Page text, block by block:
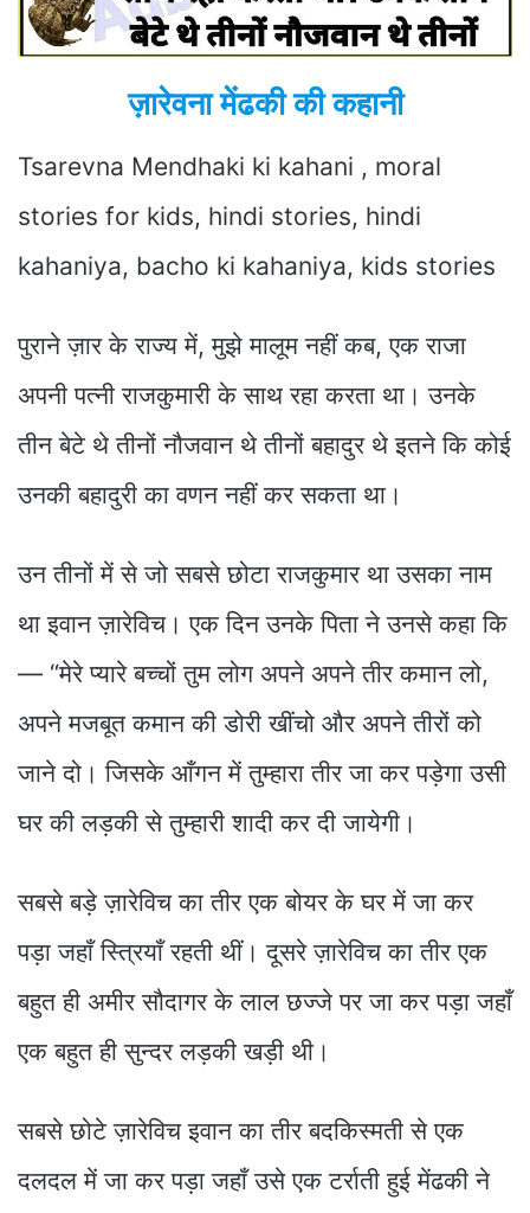
ज़ारेवना मेंढकी की कहानी
Tsarevna Mendhaki ki kahani , moral
stories for kids, hindi stories, hindi
kahaniya, bacho ki kahaniya, kids stories
पुराने ज़ार के राज्य में, मुझे मालूम नहीं कब, एक राजा
अपनी पत्नी राजकुमारी के साथ रहा करता था। उनके
तीन बेटे थे तीनों नौजवान थे तीनों बहादुर थे इतने कि कोई
उनकी बहादुरी का वणन नहीं कर सकता था।
उन तीनों में से जो सबसे छोटा राजकुमार था उसका नाम
था इवान ज़ारेविच। एक दिन उनके पिता ने उनसे कहा कि
— “मेरे प्यारे बच्चों तुम लोग अपने अपने तीर कमान लो,
अपने मजबूत कमान की डोरी खींचो और अपने तीरों को
जाने दो। जिसके आँगन में तुम्हारा तीर जा कर पड़ेगा उसी
घर की लड़की से तुम्हारी शादी कर दी जायेगी।
सबसे बड़े ज़ारेविच का तीर एक बोयर के घर में जा कर
पड़ा जहाँ स्त्रियाँ रहती थीं। दूसरे ज़ारेविच का तीर एक
बहुत ही अमीर सौदागर के लाल छज्जे पर जा कर पड़ा जहाँ
एक बहुत ही सुन्दर लड़की खड़ी थी।
सबसे छोटे ज़ारेविच इवान का तीर बदकिस्मती से एक
दलदल में जा कर पड़ा जहाँ उसे एक टर्राती हुई मेंढकी ने